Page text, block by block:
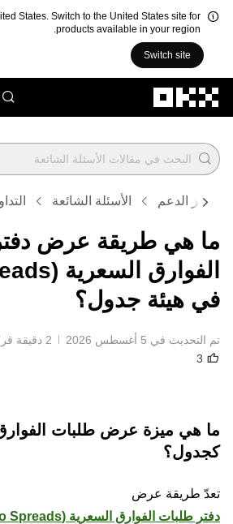
States. Switch to the United States site for
products available in your region.
Switch site
مركز الدعم الأسئلة الشائعة
ما هي طريقة عرض
في هيئة جدول؟
تم التحديث في ‏5 أغسطس 2026
2 دقيقة قراءة
ما هي ميزة عرض طلبات
كجدول؟
تعدّ طريقة عرض
دفتر طلبات الفوارق السعرية (Nitro Spreads)